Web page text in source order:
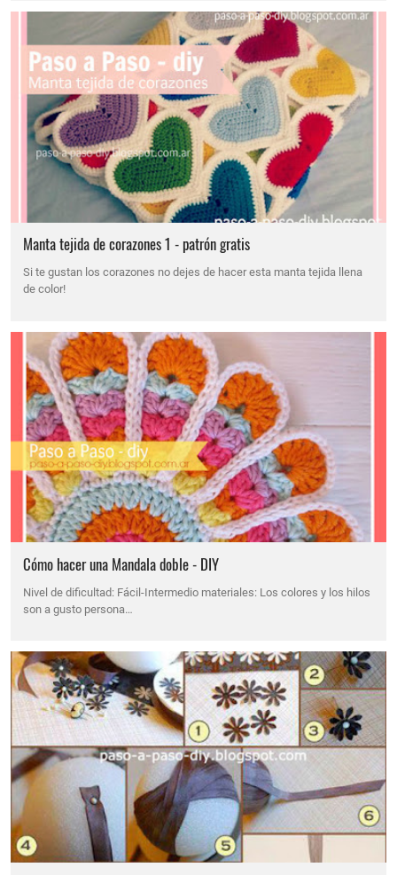
Manta tejida de corazones 1 - patrón gratis
Si te gustan los corazones no dejes de hacer esta manta tejida llena
de color!
Cómo hacer una Mandala doble - DIY
Nivel de dificultad: Fácil-Intermedio materiales: Los colores y los hilos
son a gusto persona…